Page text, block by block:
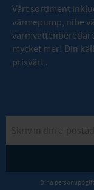
Vårt sortiment
värmepump, nibe
mycket mer! Din
prisvärt .
Dina